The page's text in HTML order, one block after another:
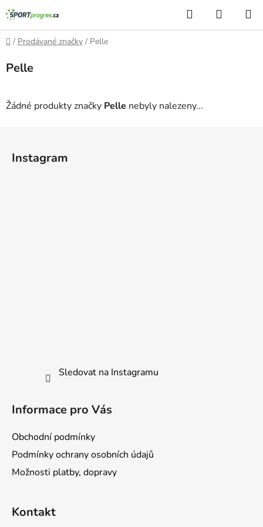
Přejít
na
obsah
Hledat
KOŠÍK
Domů
/ Prodávané značky / Pelle
Pelle
Žádné produkty značky Pelle nebyly nalezeny...
Instagram
Sledovat na Instagramu
Informace pro Vás
Obchodní podmínky
Podmínky ochrany osobních údajů
Možnosti platby, dopravy
Kontakt